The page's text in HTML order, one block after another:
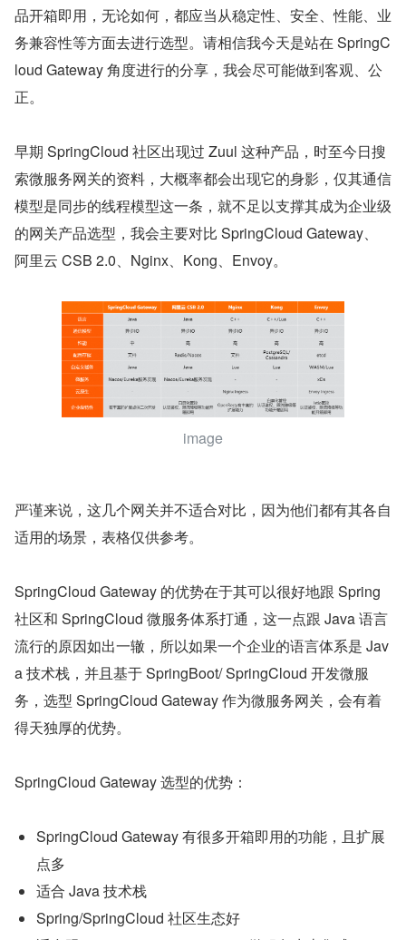
品开箱即用，无论如何，都应当从稳定性、安全、性能、业
务兼容性等方面去进行选型。请相信我今天是站在 SpringC
loud Gateway 角度进行的分享，我会尽可能做到客观、公
正。
早期 SpringCloud 社区出现过 Zuul 这种产品，时至今日搜
索微服务网关的资料，大概率都会出现它的身影，仅其通信
模型是同步的线程模型这一条，就不足以支撑其成为企业级
的网关产品选型，我会主要对比 SpringCloud Gateway、
阿里云 CSB 2.0、Nginx、Kong、Envoy。
image
严谨来说，这几个网关并不适合对比，因为他们都有其各自
适用的场景，表格仅供参考。
SpringCloud Gateway 的优势在于其可以很好地跟 Spring
社区和 SpringCloud 微服务体系打通，这一点跟 Java 语言
流行的原因如出一辙，所以如果一个企业的语言体系是 Jav
a 技术栈，并且基于 SpringBoot/ SpringCloud 开发微服
务，选型 SpringCloud Gateway 作为微服务网关，会有着
得天独厚的优势。
SpringCloud Gateway 选型的优势：
SpringCloud Gateway 有很多开箱即用的功能，且扩展
点多
适合 Java 技术栈
Spring/SpringCloud 社区生态好